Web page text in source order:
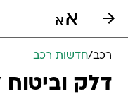
רכב/חדשות רכב
דלק